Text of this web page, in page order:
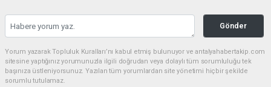
Gönder
Yorum yazarak Topluluk Kuralları’nı kabul etmiş bulunuyor ve antalyahabertakip.com
sitesine yaptığınız yorumunuzla ilgili doğrudan veya dolaylı tüm sorumluluğu tek
başınıza üstleniyorsunuz. Yazılan tüm yorumlardan site yönetimi hiçbir şekilde
sorumlu tutulamaz.